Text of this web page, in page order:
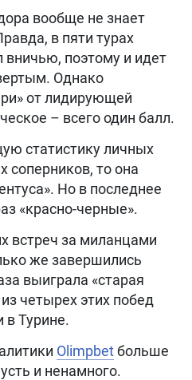
вообще не знает
в пяти турах
поэтому и идет
Однако
от лидирующей
– всего один балл.
статистику личных
соперников, то она
Но в последнее
«красно-черные».
встреч за миланцами
же завершились
выиграла «старая
четырех этих побед
в Турине.
Olimpbetбольше
и ненамного.